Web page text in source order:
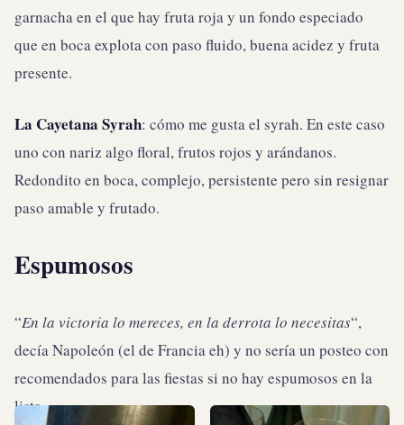
garnacha en el que hay fruta roja y un fondo especiado
que en boca explota con paso fluido, buena acidez y fruta
presente.
La Cayetana Syrah: cómo me gusta el syrah. En este caso
uno con nariz algo floral, frutos rojos y arándanos.
Redondito en boca, complejo, persistente pero sin resignar
paso amable y frutado.
Espumosos
“En la victoria lo mereces, en la derrota lo necesitas“,
decía Napoleón (el de Francia eh) y no sería un posteo con
recomendados para las fiestas si no hay espumosos en la
lista.